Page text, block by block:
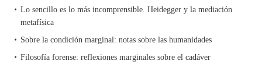
Lo sencillo es lo más incomprensible. Heidegger y la mediación
metafísica
Sobre la condición marginal: notas sobre las humanidades
Filosofía forense: reflexiones marginales sobre el cadáver